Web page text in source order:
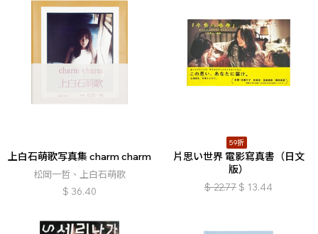
上白石萌歌写真集 charm charm
松岡一哲、上白石萌歌
$ 36.40
59折
片思い世界 電影寫真書（日文
版）
$ 22.77 $ 13.44